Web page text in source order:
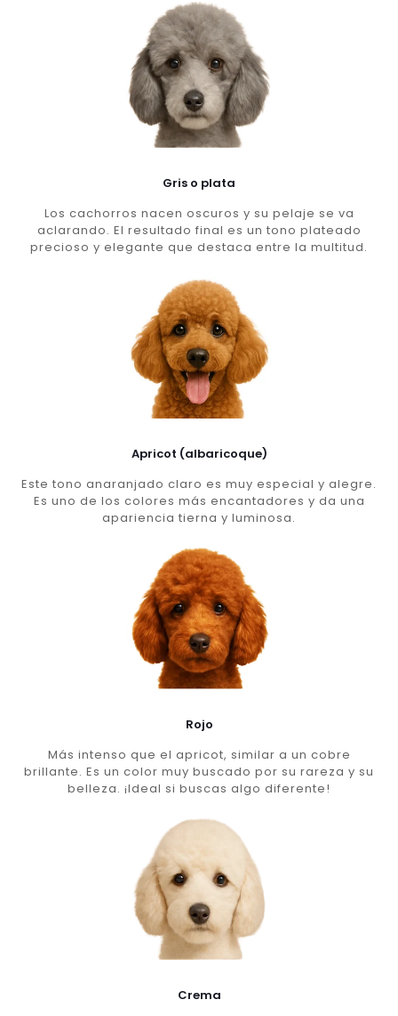
Gris o plata
Los cachorros nacen oscuros y su pelaje se va
aclarando. El resultado final es un tono plateado
precioso y elegante que destaca entre la multitud.
Apricot (albaricoque)
Este tono anaranjado claro es muy especial y alegre.
Es uno de los colores más encantadores y da una
apariencia tierna y luminosa.
Rojo
Más intenso que el apricot, similar a un cobre
brillante. Es un color muy buscado por su rareza y su
belleza. ¡Ideal si buscas algo diferente!
Crema